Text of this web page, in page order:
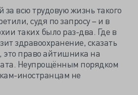
за всю трудовую жизнь такого
судя по запросу – и в
таких было раз-два. Где в
здравоохранение, сказать
это право айтишника на
Неупрощённым порядком
иностранцам не